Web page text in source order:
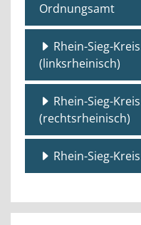
Ordnungsamt
Rhein-Sieg-
(linksrheinisch)
Rhein-Sieg-
(rechtsrheinisch)
Rhein-Sieg-